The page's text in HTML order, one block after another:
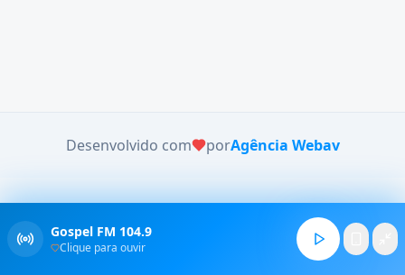
Desenvolvido com porAgência Webav
Gospel FM 104.9
Clique para ouvir